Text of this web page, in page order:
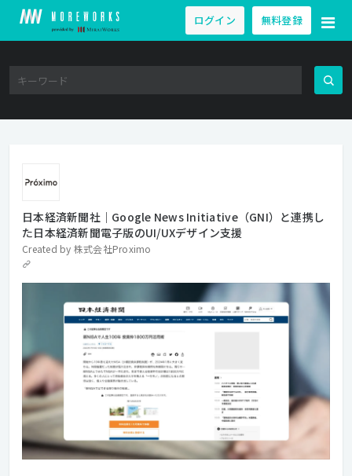
ログイン 無料登録
日本経済新聞社｜Google News Initiative（GNI）と連携し
た日本経済新聞電子版のUI/UXデザイン支援
Created by 株式会社Proximo